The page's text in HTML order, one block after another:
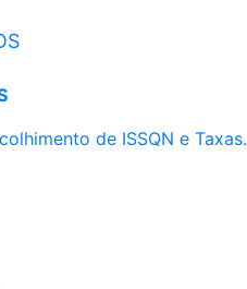
de ISSQN e Taxas.